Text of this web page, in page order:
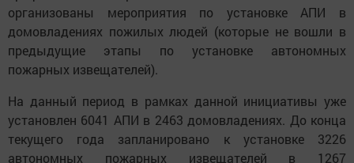
организованы мероприятия по установке АПИ в
домовладениях пожилых людей (которые не вошли в
предыдущие этапы по установке автономных
пожарных извещателей).
На данный период в рамках данной инициативы уже
установлен 6041 АПИ в 2463 домовладениях. До конца
текущего года запланировано к установке 3226
автономных пожарных извещателей в 1267